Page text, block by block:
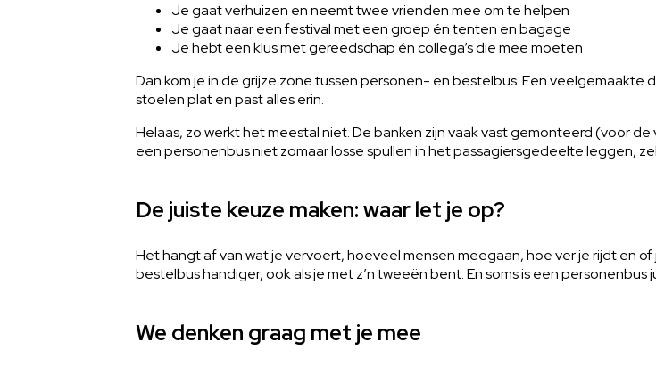
Je gaat verhuizen en neemt twee vrienden mee om te helpen
Je gaat naar een festival met een groep én tenten en bagage
Je hebt een klus met gereedschap én collega’s die mee moeten
Dan kom je in de grijze zone tussen personen- en bestelbus. Een veelgemaakte
stoelen plat en past alles erin.
Helaas, zo werkt het meestal niet. De banken zijn vaak vast gemonteerd (voor
een personenbus niet zomaar losse spullen in het passagiersgedeelte leggen,
De juiste keuze maken: waar let je op?
Het hangt af van wat je vervoert, hoeveel mensen meegaan, hoe ver je rijdt en
bestelbus handiger, ook als je met z’n tweeën bent. En soms is een personenbus
We denken graag met je mee